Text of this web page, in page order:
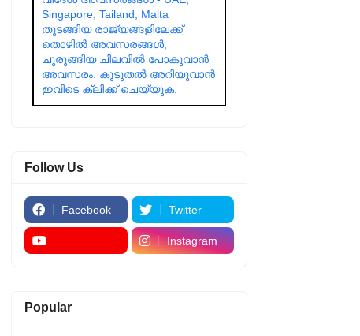
Singapore, Tailand, Malta
തുടങ്ങിയ രാജ്യങ്ങളിലേക്ക്
തൊഴിൽ അവസരങ്ങൾ,
ചുരുങ്ങിയ ചിലവിൽ പോകുവാൻ
അവസരം. കൂടുതൽ അറിയുവാൻ
ഇവിടെ ക്ലിക്ക് ചെയ്യുക.
Follow Us
Facebook Twitter
Instagram
Popular